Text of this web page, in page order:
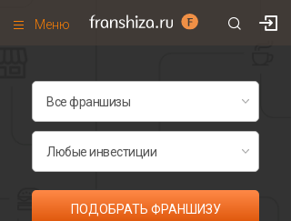
Меню
Франшизы по категориям
Рейтинг франшиз
Все франшизы списком
ПОДОБРАТЬ ФРАНШИЗУ